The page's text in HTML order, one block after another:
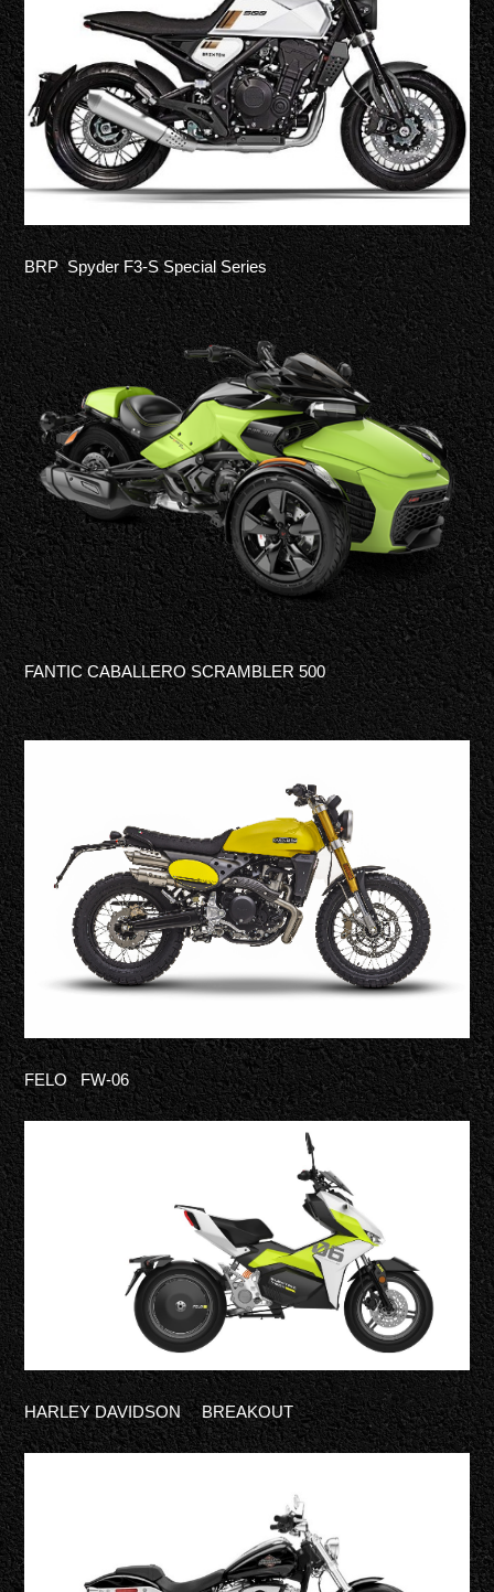
BRP Spyder F3-S Special Series
FANTIC CABALLERO SCRAMBLER500
FELOFW-06
HARLEY DAVIDSONBREAKOUT